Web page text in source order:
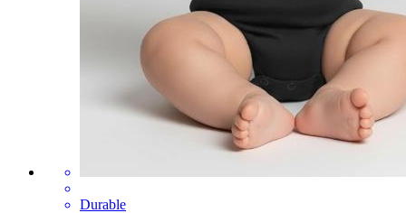
Durable